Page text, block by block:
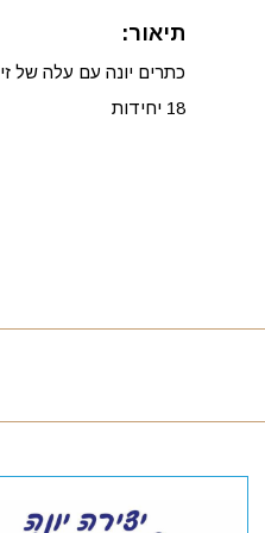
תיאור:
כתרים יונה עם עלה של
18 יחידות